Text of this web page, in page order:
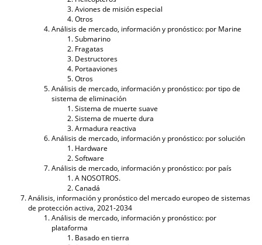
Aviones de misión especial
Otros
Análisis de mercado, información y pronóstico: por Marine
Submarino
Fragatas
Destructores
Portaaviones
Otros
Análisis de mercado, información y pronóstico: por tipo de
sistema de eliminación
Sistema de muerte suave
Sistema de muerte dura
Armadura reactiva
Análisis de mercado, información y pronóstico: por solución
Hardware
Software
Análisis de mercado, información y pronóstico: por país
A NOSOTROS.
Canadá
Análisis, información y pronóstico del mercado europeo de sistemas
de protección activa, 2021-2034
Análisis de mercado, información y pronóstico: por
plataforma
Basado en tierra